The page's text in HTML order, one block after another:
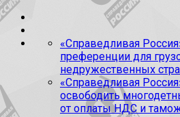
«Справедливая
преференции для
недружественных
«Справедливая
освободить
от оплаты НДС и